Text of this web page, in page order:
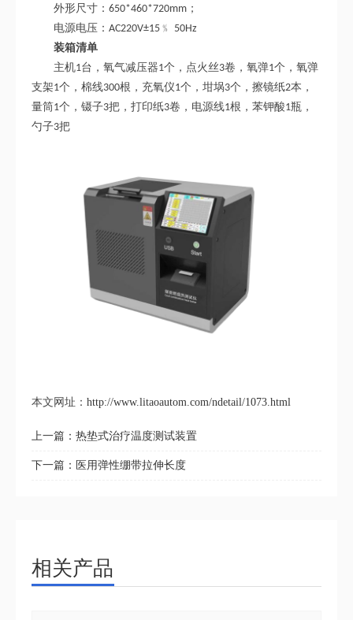
外形尺寸： 650*460*720mm ；
电源电压： AC220V±15 ﹪ 50Hz
装箱清单
主机1台，氧气减压器1个，点火丝3卷，氧弹1个，氧弹
支架1个，棉线300根，充氧仪1个，坩埚3个，擦镜纸2本，
量筒1个，镊子3把，打印纸3卷，电源线1根，苯钾酸1瓶，
勺子3把
本文网址： http://www.litaoautom.com/ndetail/1073.html
上一篇： 热垫式治疗温度测试装置
下一篇： 医用弹性绷带拉伸长度
相关产品